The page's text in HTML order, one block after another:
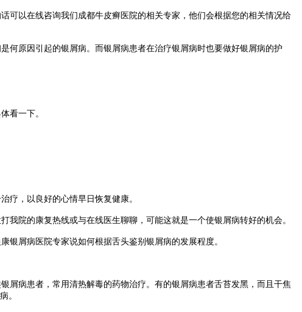
可以在线咨询我们成都牛皮癣医院的相关专家，他们会根据您的相关情况给
原因引起的银屑病。而银屑病患者在治疗银屑病时也要做好银屑病的护
看一下。
疗，以良好的心情早日恢复健康。
院的康复热线或与在线医生聊聊，可能这就是一个使银屑病转好的机会。
屑病医院专家说如何根据舌头鉴别银屑病的发展程度。
病患者，常用清热解毒的药物治疗。有的银屑病患者舌苔发黑，而且干焦
。